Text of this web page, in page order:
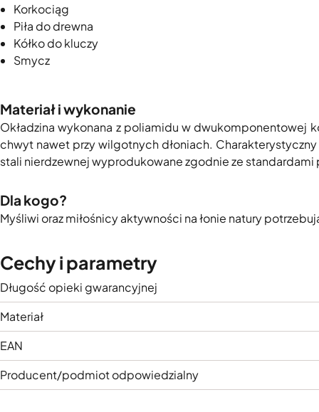
Korkociąg
Piła do drewna
Kółko do kluczy
Smycz
Materiał i wykonanie
Okładzina wykonana z poliamidu w dwukomponentowej
chwyt nawet przy wilgotnych dłoniach.
stali nierdzewnej wyprodukowane zgodnie ze standardami
Dla kogo?
Myśliwi oraz miłośnicy aktywności na łonie natury
Cechy i parametry
Długość opieki gwarancyjnej
Materiał
EAN
Producent/podmiot odpowiedzialny